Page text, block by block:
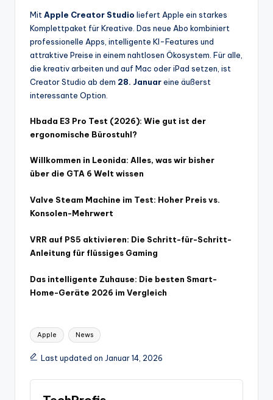
Mit Apple Creator Studio liefert Apple ein starkes
Komplettpaket für Kreative. Das neue Abo kombiniert
professionelle Apps, intelligente KI-Features und
attraktive Preise in einem nahtlosen Ökosystem. Für alle,
die kreativ arbeiten und auf Mac oder iPad setzen, ist
Creator Studio ab dem 28. Januareine äußerst
interessante Option.
Hbada E3 Pro Test (2026): Wie gut ist der
ergonomische Bürostuhl?
Willkommen in Leonida: Alles, was wir bisher
über die GTA 6 Welt wissen
Valve Steam Machine im Test: Hoher Preis vs.
Konsolen-Mehrwert
VRR auf PS5 aktivieren: Die Schritt-für-Schritt-
Anleitung für flüssiges Gaming
Das intelligente Zuhause: Die besten Smart-
Home-Geräte 2026 im Vergleich
Tags:
Apple News
Last updated on Januar 14, 2026